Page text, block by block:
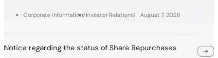
Corporate Information Investor Relations August 7, 2026
Notice regarding the status of Share Repurchases